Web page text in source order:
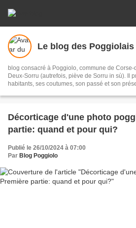
Le blog des Poggiolais
blog consacré à Poggiolo, commune de
Deux-Sorru (autrefois, piève de Sorru in sù). Il
habitants, ses coutumes, son passé et son
Décorticage d'une photo
partie: quand et pour qui?
Publié le 26/10/2024 à 07:00
Par Blog Poggiolo